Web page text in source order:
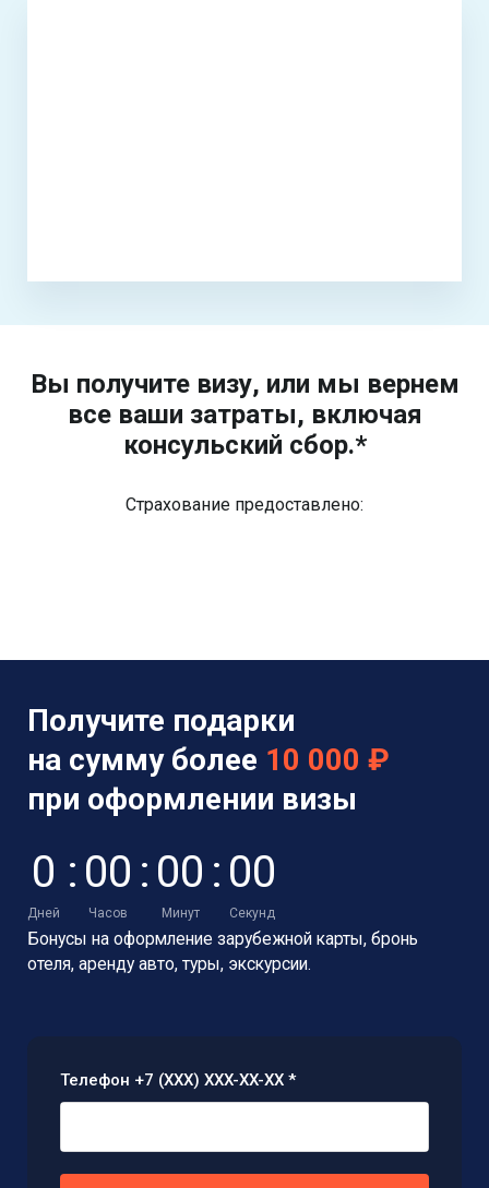
Вы получите визу, или мы вернем
все ваши затраты, включая
консульский сбор.*
Страхование предоставлено:
Получите подарки
на сумму более 10 000 ₽
при оформлении визы
0
Дней
: 00
Часов
: 00
Минут
: 00
Секунд
Бонусы на оформление зарубежной карты, бронь
отеля, аренду авто, туры, экскурсии.
Телефон +7 (XXX) XXX-XX-XX *